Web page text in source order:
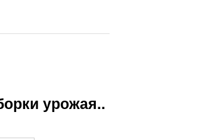
урожая..